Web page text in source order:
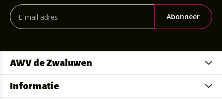
Abonneer
AWV de Zwaluwen
Informatie